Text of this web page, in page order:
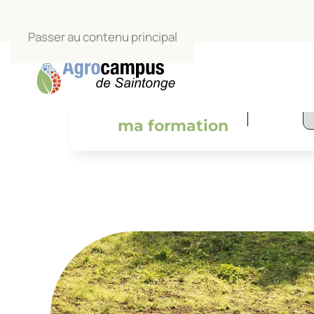
Passer au contenu principal
salle de
ma formation